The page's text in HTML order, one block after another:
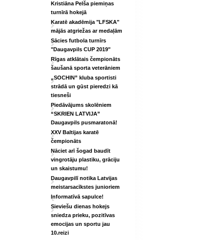
Kristiāna Pelša piemiņas
turnīrā hokejā
Karatē akadēmija "LFSKA"
mājās atgriežas ar medaļām
Sācies futbola turnīrs
"Daugavpils CUP 2019"
Rīgas atklātais čempionāts
šaušanā sporta veterāniem
„SOCHIN” kluba sportisti
strādā un gūst pieredzi kā
tiesneši
Piedāvājums skolēniem
“SKRIEN LATVIJA”
Daugavpils pusmaratonā!
XXV Baltijas karatē
čempionāts
Nāciet arī šogad baudīt
vingrotāju plastiku, grāciju
un skaistumu!
Daugavpilī notika Latvijas
meistarsacīkstes junioriem
Informatīvā sapulce!
Sieviešu dienas hokejs
sniedza prieku, pozitīvas
emocijas un sportu jau
10.reizi